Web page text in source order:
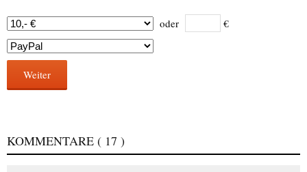
oder €
Weiter
KOMMENTARE ( 17 )